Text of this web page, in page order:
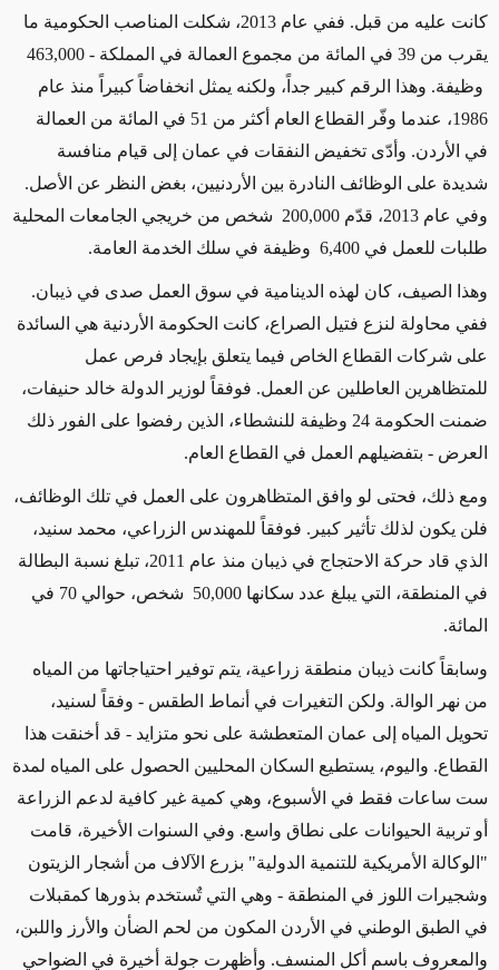
كانت عليه من قبل. ففي عام 2013، شكلت المناصب الحكومية ما
يقرب من 39 في المائة من مجموع العمالة في المملكة -
463,000
وظيفة. وهذا الرقم كبير جداً، ولكنه يمثل انخفاضاً كبيراً منذ عام
1986، عندما وفّر القطاع العام أكثر من 51 في المائة من العمالة
في الأردن. وأدّى تخفيض النفقات في عمان إلى قيام منافسة
شديدة على الوظائف النادرة بين الأردنيين، بغض النظر عن الأصل.
وفي عام 2013، قدّم
200,000 شخص من خريجي الجامعات المحلية
طلبات للعمل في 6,400 وظيفة في سلك الخدمة العامة.
وهذا الصيف، كان لهذه الدينامية في سوق العمل صدى في ذيبان.
ففي محاولة لنزع فتيل الصراع، كانت الحكومة الأردنية هي السائدة
على شركات القطاع الخاص فيما يتعلق بإيجاد فرص عمل
للمتظاهرين العاطلين عن العمل. فوفقاً لوزير الدولة خالد حنيفات،
ضمنت الحكومة 24 وظيفة للنشطاء، الذين رفضوا على الفور ذلك
العرض - بتفضيلهم العمل في القطاع العام.
ومع ذلك، فحتى لو وافق المتظاهرون على العمل في تلك الوظائف،
فلن يكون لذلك تأثير كبير. فوفقاً للمهندس الزراعي، محمد سنيد،
الذي قاد حركة الاحتجاج في ذيبان منذ عام 2011، تبلغ نسبة البطالة
في المنطقة، التي يبلغ عدد سكانها 50,000
شخص، حوالي 70 في
المائة.
وسابقاً كانت ذيبان منطقة زراعية، يتم توفير احتياجاتها من المياه
من نهر الوالة. ولكن التغيرات في أنماط الطقس - وفقاً لسنيد،
تحويل المياه إلى عمان المتعطشة على نحو متزايد - قد أخنقت هذا
القطاع. واليوم، يستطيع السكان المحليين الحصول على المياه لمدة
ست ساعات فقط في الأسبوع، وهي كمية غير كافية لدعم الزراعة
أو تربية الحيوانات على نطاق واسع. وفي السنوات الأخيرة، قامت
"الوكالة الأمريكية للتنمية الدولية" بزرع الآلاف من أشجار الزيتون
وشجيرات اللوز في المنطقة - وهي التي تٌستخدم بذورها كمقبلات
في الطبق الوطني في الأردن المكون من لحم الضأن والأرز واللبن،
والمعروف باسم أكل المنسف. وأظهرت جولة أخيرة في الضواحي